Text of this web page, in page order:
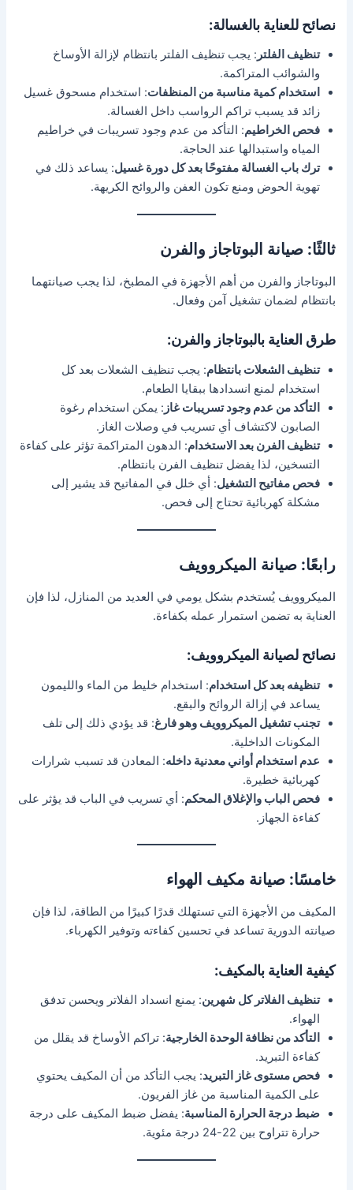
نصائح للعناية بالغسالة:
تنظيف الفلتر : يجب تنظيف الفلتر بانتظام لإزالة الأوساخ
والشوائب المتراكمة.
استخدام كمية مناسبة من المنظفات: استخدام مسحوق غسيل
زائد قد يسبب تراكم الرواسب داخل الغسالة.
فحص الخراطيم: التأكد من عدم وجود تسريبات في خراطيم
المياه واستبدالها عند الحاجة.
ترك باب الغسالة مفتوحًا بعد كل دورة غسيل: يساعد ذلك في
تهوية الحوض ومنع تكون العفن والروائح الكريهة.
ثالثًا: صيانة البوتاجاز والفرن
البوتاجاز والفرن من أهم الأجهزة في المطبخ، لذا يجب صيانتهما
بانتظام لضمان تشغيل آمن وفعال.
طرق العناية بالبوتاجاز والفرن:
تنظيف الشعلات بانتظام: يجب تنظيف الشعلات بعد كل
استخدام لمنع انسدادها ببقايا الطعام.
التأكد من عدم وجود تسريبات غاز : يمكن استخدام رغوة
الصابون لاكتشاف أي تسريب في وصلات الغاز.
تنظيف الفرن بعد الاستخدام: الدهون المتراكمة تؤثر على كفاءة
التسخين، لذا يفضل تنظيف الفرن بانتظام.
فحص مفاتيح التشغيل: أي خلل في المفاتيح قد يشير إلى
مشكلة كهربائية تحتاج إلى فحص.
رابعًا: صيانة الميكروويف
الميكروويف يُستخدم بشكل يومي في العديد من المنازل، لذا فإن
العناية به تضمن استمرار عمله بكفاءة.
نصائح لصيانة الميكروويف:
تنظيفه بعد كل استخدام: استخدام خليط من الماء والليمون
يساعد في إزالة الروائح والبقع.
تجنب تشغيل الميكروويف وهو فارغ: قد يؤدي ذلك إلى تلف
المكونات الداخلية.
عدم استخدام أواني معدنية داخله: المعادن قد تسبب شرارات
كهربائية خطيرة.
فحص الباب والإغلاق المحكم: أي تسريب في الباب قد يؤثر على
كفاءة الجهاز.
خامسًا: صيانة مكيف الهواء
المكيف من الأجهزة التي تستهلك قدرًا كبيرًا من الطاقة، لذا فإن
صيانته الدورية تساعد في تحسين كفاءته وتوفير الكهرباء.
كيفية العناية بالمكيف:
تنظيف الفلاتر كل شهرين: يمنع انسداد الفلاتر ويحسن تدفق
الهواء.
التأكد من نظافة الوحدة الخارجية: تراكم الأوساخ قد يقلل من
كفاءة التبريد.
فحص مستوى غاز التبريد: يجب التأكد من أن المكيف يحتوي
على الكمية المناسبة من غاز الفريون.
ضبط درجة الحرارة المناسبة: يفضل ضبط المكيف على درجة
حرارة تتراوح بين 22-24 درجة مئوية.